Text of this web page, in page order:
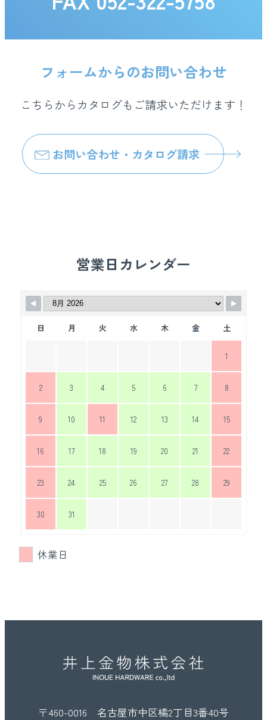
フォームからのお問い合わせ
こちらからカタログもご請求いただけます！
お問い合わせ・カタログ請求
営業日カレンダー
日 月 火 水 木 金 土
1
2 3 4 5 6 7 8
9 10 11 12 13 14 15
16 17 18 19 20 21 22
23 24 25 26 27 28 29
30 31
休業日
〒460-0016 名古屋市中区橘2丁目3番40号